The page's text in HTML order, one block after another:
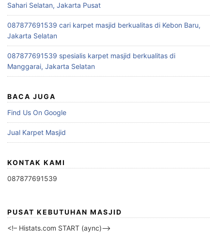
Sahari Selatan, Jakarta Pusat
087877691539 cari karpet masjid berkualitas di Kebon Baru,
Jakarta Selatan
087877691539 spesialis karpet masjid berkualitas di
Manggarai, Jakarta Selatan
BACA JUGA
Find Us On Google
Jual Karpet Masjid
KONTAK KAMI
087877691539
PUSAT KEBUTUHAN MASJID
<!– Histats.com START (aync)–>